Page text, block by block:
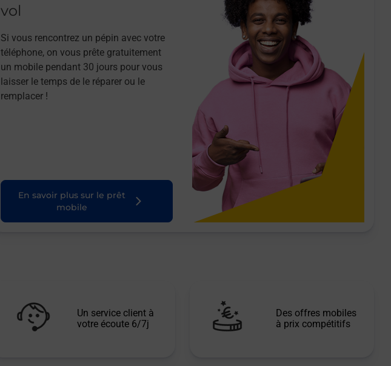
vol
Si vous rencontrez un pépin avec votre
téléphone, on vous prête gratuitement
un mobile pendant 30 jours pour vous
laisser le temps de le réparer ou le
remplacer !
En savoir plus sur le prêt
mobile
Un service client à
votre écoute 6/7j
Des offres mobiles
à prix compétitifs